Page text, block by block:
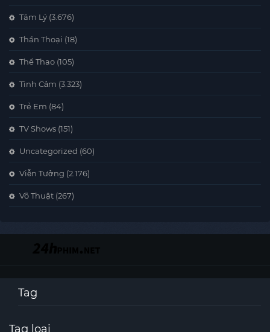
Tâm Lý (3.676)
Thần Thoại (18)
Thể Thao (105)
Tình Cảm (3.323)
Trẻ Em (84)
TV Shows (151)
Uncategorized (60)
Viễn Tưởng (2.176)
Võ Thuật (267)
Tag
Tag loại